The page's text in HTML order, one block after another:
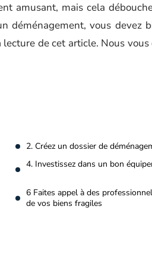
amusant, mais cela
déménagement, vous devez
de cet article. Nous
2. Créez un dossier de
4. Investissez dans un bon
6 Faites appel à des
de vos biens fragiles